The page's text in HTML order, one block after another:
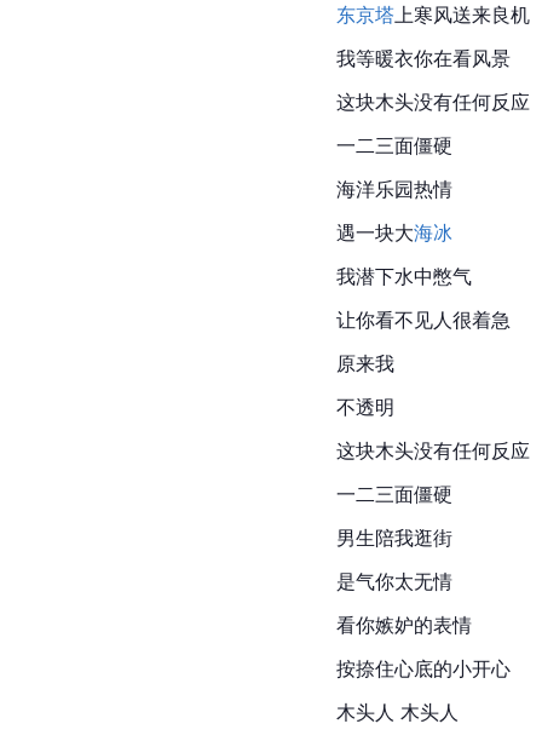
东京塔 上寒风送来良机
我等暖衣你在看风景
这块木头没有任何反应
一二三面僵硬
海洋乐园热情
遇一块大海冰
我潜下水中憋气
让你看不见人很着急
原来我
不透明
这块木头没有任何反应
一二三面僵硬
男生陪我逛街
是气你太无情
看你嫉妒的表情
按捺住心底的小开心
木头人 木头人